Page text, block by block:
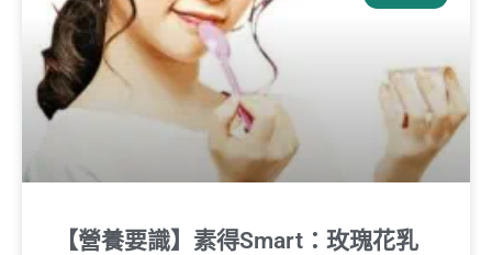
【營養要識】素得Smart：玫瑰花乳